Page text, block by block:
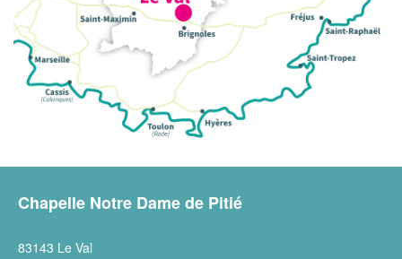
Chapelle Notre Dame de Pitié
83143 Le Val